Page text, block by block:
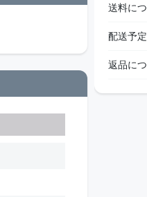
送料に
配送予
返品に